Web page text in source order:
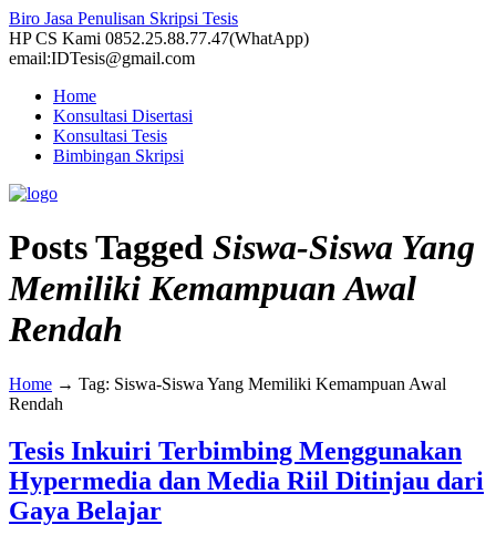
Biro Jasa Penulisan Skripsi Tesis
HP CS Kami 0852.25.88.77.47(WhatApp)
email:IDTesis@gmail.com
Home
Konsultasi Disertasi
Konsultasi Tesis
Bimbingan Skripsi
Posts Tagged Siswa-Siswa Yang
Memiliki Kemampuan Awal
Rendah
Home → Tag: Siswa-Siswa Yang Memiliki Kemampuan Awal
Rendah
Tesis Inkuiri Terbimbing Menggunakan
Hypermedia dan Media Riil Ditinjau dari
Gaya Belajar